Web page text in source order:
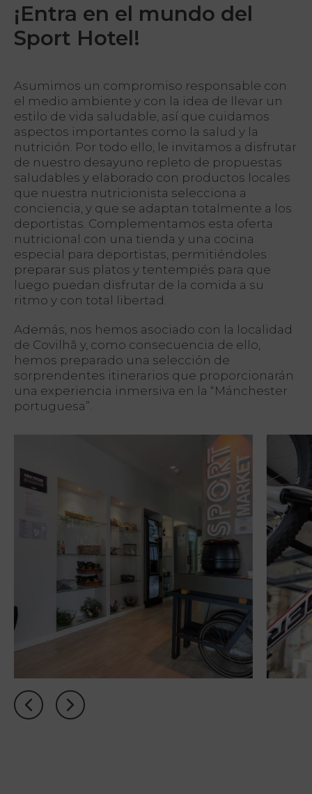
PT
FR
EN
ES
Inicio
Concepto
Habitaciones
My Natura
Academia
Deportiva
Reparación
Servicios
La emoción
del destino
Galería
Vouchers
Localización
Noticias
¡Entra en el mundo del
Sport Hotel!
Asumimos un compromiso responsable con
el medio ambiente y con la idea de llevar un
estilo de vida saludable, así que cuidamos
aspectos importantes como la salud y la
nutrición. Por todo ello, le invitamos a disfrutar
de nuestro desayuno repleto de propuestas
saludables y elaborado con productos locales
que nuestra nutricionista selecciona a
conciencia, y que se adaptan totalmente a los
deportistas. Complementamos esta oferta
nutricional con una tienda y una cocina
especial para deportistas, permitiéndoles
preparar sus platos y tentempiés para que
luego puedan disfrutar de la comida a su
ritmo y con total libertad.
Además, nos hemos asociado con la localidad
de Covilhã y, como consecuencia de ello,
hemos preparado una selección de
sorprendentes itinerarios que proporcionarán
una experiencia inmersiva en la “Mánchester
portuguesa”.